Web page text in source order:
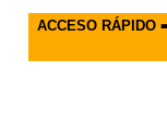
ACCESO RÁPIDO